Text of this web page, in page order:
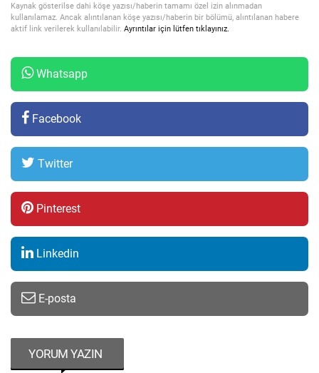
Kaynak gösterilse dahi köşe yazısı/haberin tamamı özel izin alınmadan
kullanılamaz. Ancak alıntılanan köşe yazısı/haberin bir bölümü, alıntılanan habere
aktif link verilerek kullanılabilir. Ayrıntılar için lütfen tıklayınız.
Whatsapp
Facebook
Twitter
Pinterest
Linkedin
E-posta
YORUM YAZIN